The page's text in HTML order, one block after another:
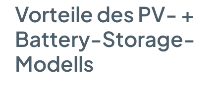
Vorteile des PV- +
Battery-Storage-
Modells